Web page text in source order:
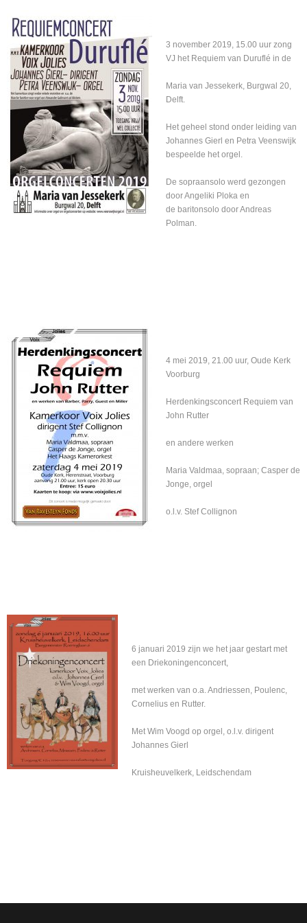
3 november 2019, 15.00 uur zong
VJ het Requiem van Duruflé in de
Maria van Jessekerk, Burgwal 20,
Delft.
Het geheel stond onder leiding van
Johannes Gierl en Petra Veenswijk
bespeelde het orgel.
De sopraansolo werd gezongen
door Angeliki Ploka en
de baritonsolo door Andreas
Polman.
4 mei 2019, 21.00 uur, Oude Kerk
Voorburg
Herdenkingsconcert Requiem van
John Rutter
en andere werken
Maria Valdmaa, sopraan; Casper de
Jonge, orgel
o.l.v. Stef Collignon
6 januari 2019 zijn we het jaar gestart met
een Driekoningenconcert,
met werken van o.a. Andriessen, Poulenc,
Cornelius en Rutter.
Met Wim Voogd op orgel, o.l.v. dirigent
Johannes Gierl
Kruisheuvelkerk, Leidschendam